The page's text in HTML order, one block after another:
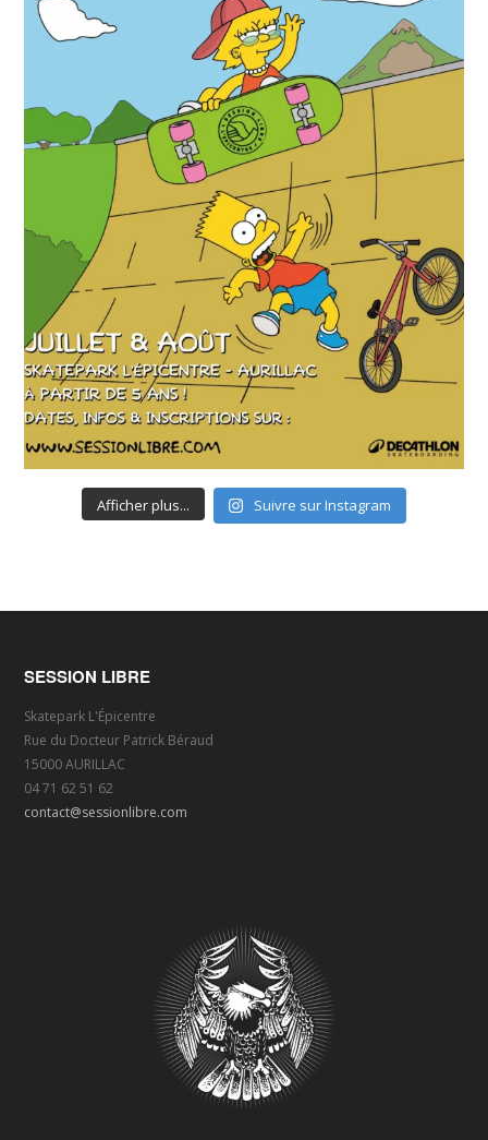
Afficher plus... Suivre sur Instagram
SESSION LIBRE
Skatepark L'Épicentre
Rue du Docteur Patrick Béraud
15000 AURILLAC
04 71 62 51 62
contact@sessionlibre.com